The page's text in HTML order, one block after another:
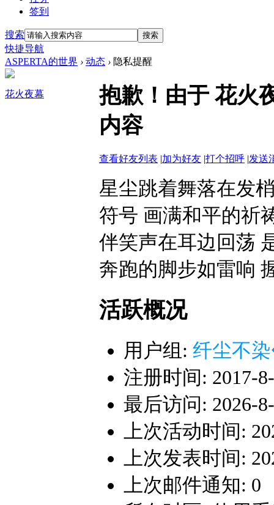
签到
搜索 搜索
快捷导航
ASPERTA的世界 › 动态 › 隐私提醒
花火夜幕
抱歉！由于 花火
内容
查看好友列表 |加为好友 |打个招呼 |发送
星尘跳着舞落在发
符号 画满和平的祈
伴笑声在耳边回荡
奔跑的脚步如雷响
活跃概况
用户组: 纤尘不
注册时间: 2017-
最后访问: 2026-
上次活动时间:
上次发表时间:
上次邮件通知: 0